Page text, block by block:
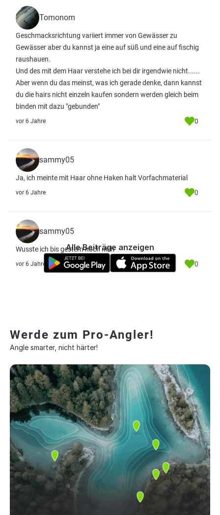
Tomonom
Geschmacksrichtung variiert immer von Gewässer zu
Gewässer aber du kannst ja eine auf süß und eine auf fischig
raushauen.
Und des mit dem Haar verstehe ich bei dir irgendwie nicht......
Aber wenn du das meinst, was ich gerade denke, dann kannst
du die hairs nicht einzeln kaufen sondern werden gleich beim
binden mit dazu "gebunden"
vor 6 Jahre 0
sammy05
Ja, ich meinte mit Haar ohne Haken halt Vorfachmaterial
vor 6 Jahre 0
sammy05
Wusste ich bis gestern noch nich
vor 6 Jahre 0
Alle Beiträge anzeigen
Werde zum Pro-Angler!
Angle smarter, nicht härter!